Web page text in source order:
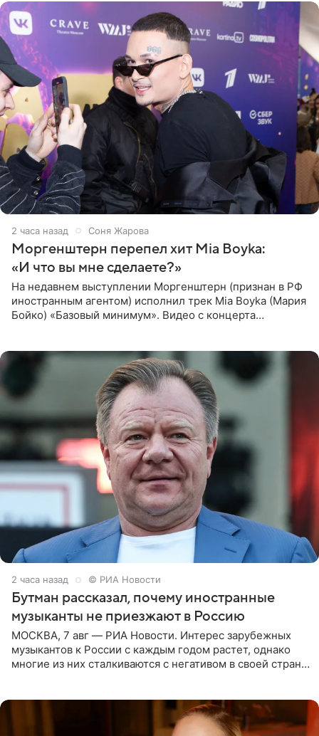
2 часа назад Соня Жарова
Моргенштерн перепел хит Mia Boyka:
«И что вы мне сделаете?»
На недавнем выступлении Моргенштерн (признан в РФ
иностранным агентом) исполнил трек Mia Boyka (Мария
Бойко) «Базовый минимум». Видео с концерта
2 часа назад © РИА Новости
Бутман рассказал, почему иностранные
музыканты не приезжают в Россию
МОСКВА, 7 авг — РИА Новости. Интерес зарубежных
музыкантов к России с каждым годом растет, однако
многие из них сталкиваются с негативом в своей стране